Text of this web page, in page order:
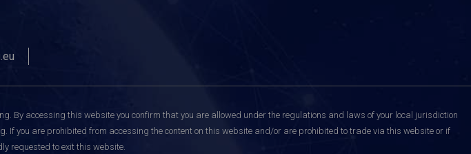
By accessing this website you confirm that you are allowed under the regulations and laws of your local jurisdiction
If you are prohibited from accessing the content on this website and/or are prohibited to trade via this website or if
requested to exit this website.